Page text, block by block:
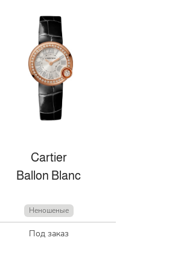
Cartier
Ballon Blanc
Неношеные
Под заказ